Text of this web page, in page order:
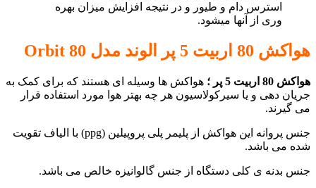
استرس دام و طیور و در نتیجه افزایش میزان بهره
وری از آنها میشود.
هواکش 80 اربیت 5 پر الوند مدل Orbit 80
هواکش 80 اربیت 5 پر ؛
هواکش ها وسیله ای هستند که برای کمک به
جریان دهی و یا سیرکولاسیون هر چه بهتر هوا مورد استفاده قرار
می گیرند.
جنس پروانه این هواکش از پلیمر پلی پروپیلین (ppg) با الیاف تقویت
شده می باشد.
جنس بدنه ی کلی دستگاه از جنس گالوانیزه خالص می باشد.